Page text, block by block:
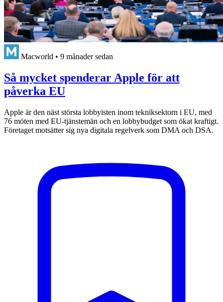
Macworld • 9 månader sedan
Så mycket spenderar Apple för att
påverka EU
Apple är den näst största lobbyisten inom tekniksektorn i EU, med
76 möten med EU-tjänstemän och en lobbybudget som ökat kraftigt.
Företaget motsätter sig nya digitala regelverk som DMA och DSA.